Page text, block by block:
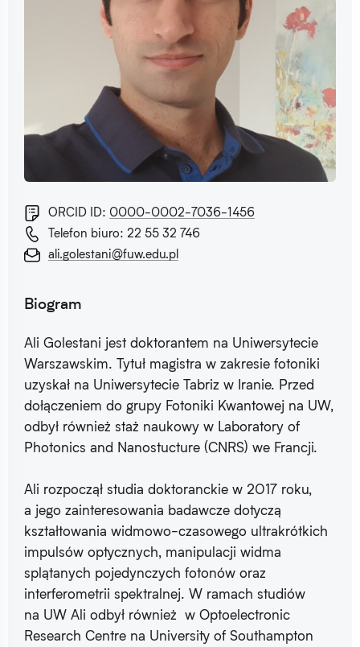
ORCID ID: 0000-0002-7036-1456
Telefon biuro: 22 55 32 746
ali.golestani@fuw.edu.pl
Biogram
Ali Golestani jest doktorantem na Uniwersytecie
Warszawskim. Tytuł magistra w zakresie fotoniki
uzyskał na Uniwersytecie Tabriz w Iranie. Przed
dołączeniem do grupy Fotoniki Kwantowej na UW,
odbył również staż naukowy w Laboratory of
Photonics and Nanostucture (CNRS) we Francji.
Ali rozpoczął studia doktoranckie w 2017 roku,
a jego zainteresowania badawcze dotyczą
kształtowania widmowo-czasowego ultrakrótkich
impulsów optycznych, manipulacji widma
splątanych pojedynczych fotonów oraz
interferometrii spektralnej. W ramach studiów
na UW Ali odbył również w Optoelectronic
Research Centre na University of Southampton